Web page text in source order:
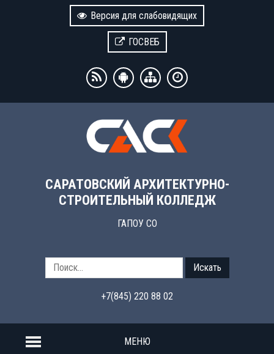
Версия для слабовидящих
ГОСВЕБ
САРАТОВСКИЙ АРХИТЕКТУРНО-
СТРОИТЕЛЬНЫЙ КОЛЛЕДЖ
ГАПОУ СО
Искать
+7(845) 220 88 02
МЕНЮ